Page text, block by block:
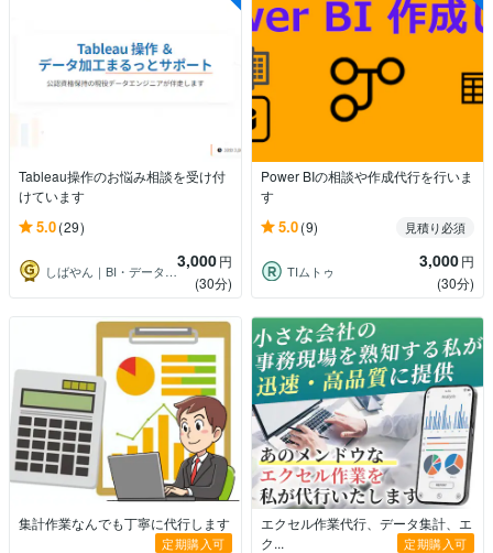
Tableau操作のお悩み相談を受け付
けています
5.0(29)
しばやん｜BI・データエンジニア 3,000円
(30分)
Power BIの相談や作成代行を行いま
す
5.0(9) 見積り必須
TIムトゥ 3,000円
(30分)
集計作業なんでも丁寧に代行します
定期購入可
エクセル作業代行、データ集計、エ
ク...
定期購入可